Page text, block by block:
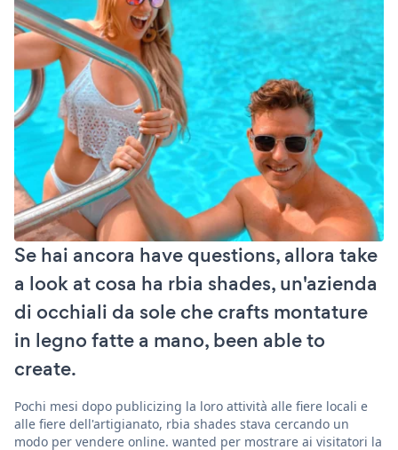
Se hai ancora have questions, allora take
a look at cosa ha rbia shades, un'azienda
di occhiali da sole che crafts montature
in legno fatte a mano, been able to
create.
Pochi mesi dopo publicizing la loro attività alle fiere locali e
alle fiere dell'artigianato, rbia shades stava cercando un
modo per vendere online. wanted per mostrare ai visitatori la